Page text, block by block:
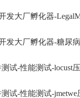
发大厂孵化器-
发大厂孵化器-糖尿
试-性能测试-locust
试-性能测试-jmetwe